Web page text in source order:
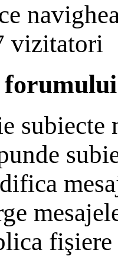
vizitatori
forumului
subiecte
fişiere